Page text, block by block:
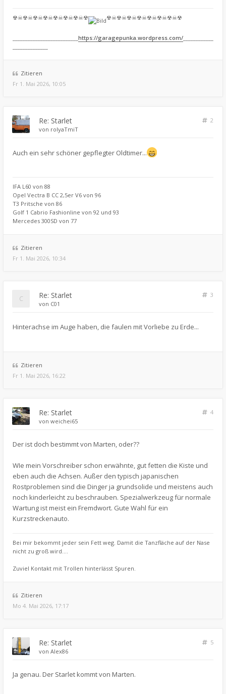
☢☠☢☠☢☠☢☠☢☠☢☠☢☠☢ ☢☠☢☠☢☠☢☠☢☠☢☠☢☠☢
https://garagepunka.wordpress.com/
Zitieren
Fr 1. Mai 2026, 10:05
Re: Starlet
2
von rolyaTmiT
Auch ein sehr schöner gepflegter Oldtimer...
IFA L60 von 88
Opel Vectra B CC 2,5er V6 von 96
T3 Pritsche von 86
Golf 1 Cabrio Fashionline von 92 und 93
Mercedes 300SD von 77
Zitieren
Fr 1. Mai 2026, 10:34
Re: Starlet
3
von C01
Hinterachse im Auge haben, die faulen mit Vorliebe zu Erde...
Zitieren
Fr 1. Mai 2026, 16:22
Re: Starlet
4
von weichei65
Der ist doch bestimmt von Marten, oder??
WIe mein Vorschreiber schon erwähnte, gut fetten die Kiste und
eben auch die Achsen. Außer den typisch japanischen
Rostproblemen sind die Dinger ja grundsolide und meistens auch
noch kinderleicht zu beschrauben. Spezialwerkzeug für normale
Wartung ist meist ein Fremdwort. Gute Wahl für ein
Kurzstreckenauto.
Bei mir bekommt jeder sein Fett weg. Damit die Tanzfläche auf der Nase
nicht zu groß wird....
Zuviel Kontakt mit Trollen hinterlässt Spuren.
Zitieren
Mo 4. Mai 2026, 17:17
Re: Starlet
5
von Alex86
Ja genau. Der Starlet kommt von Marten.